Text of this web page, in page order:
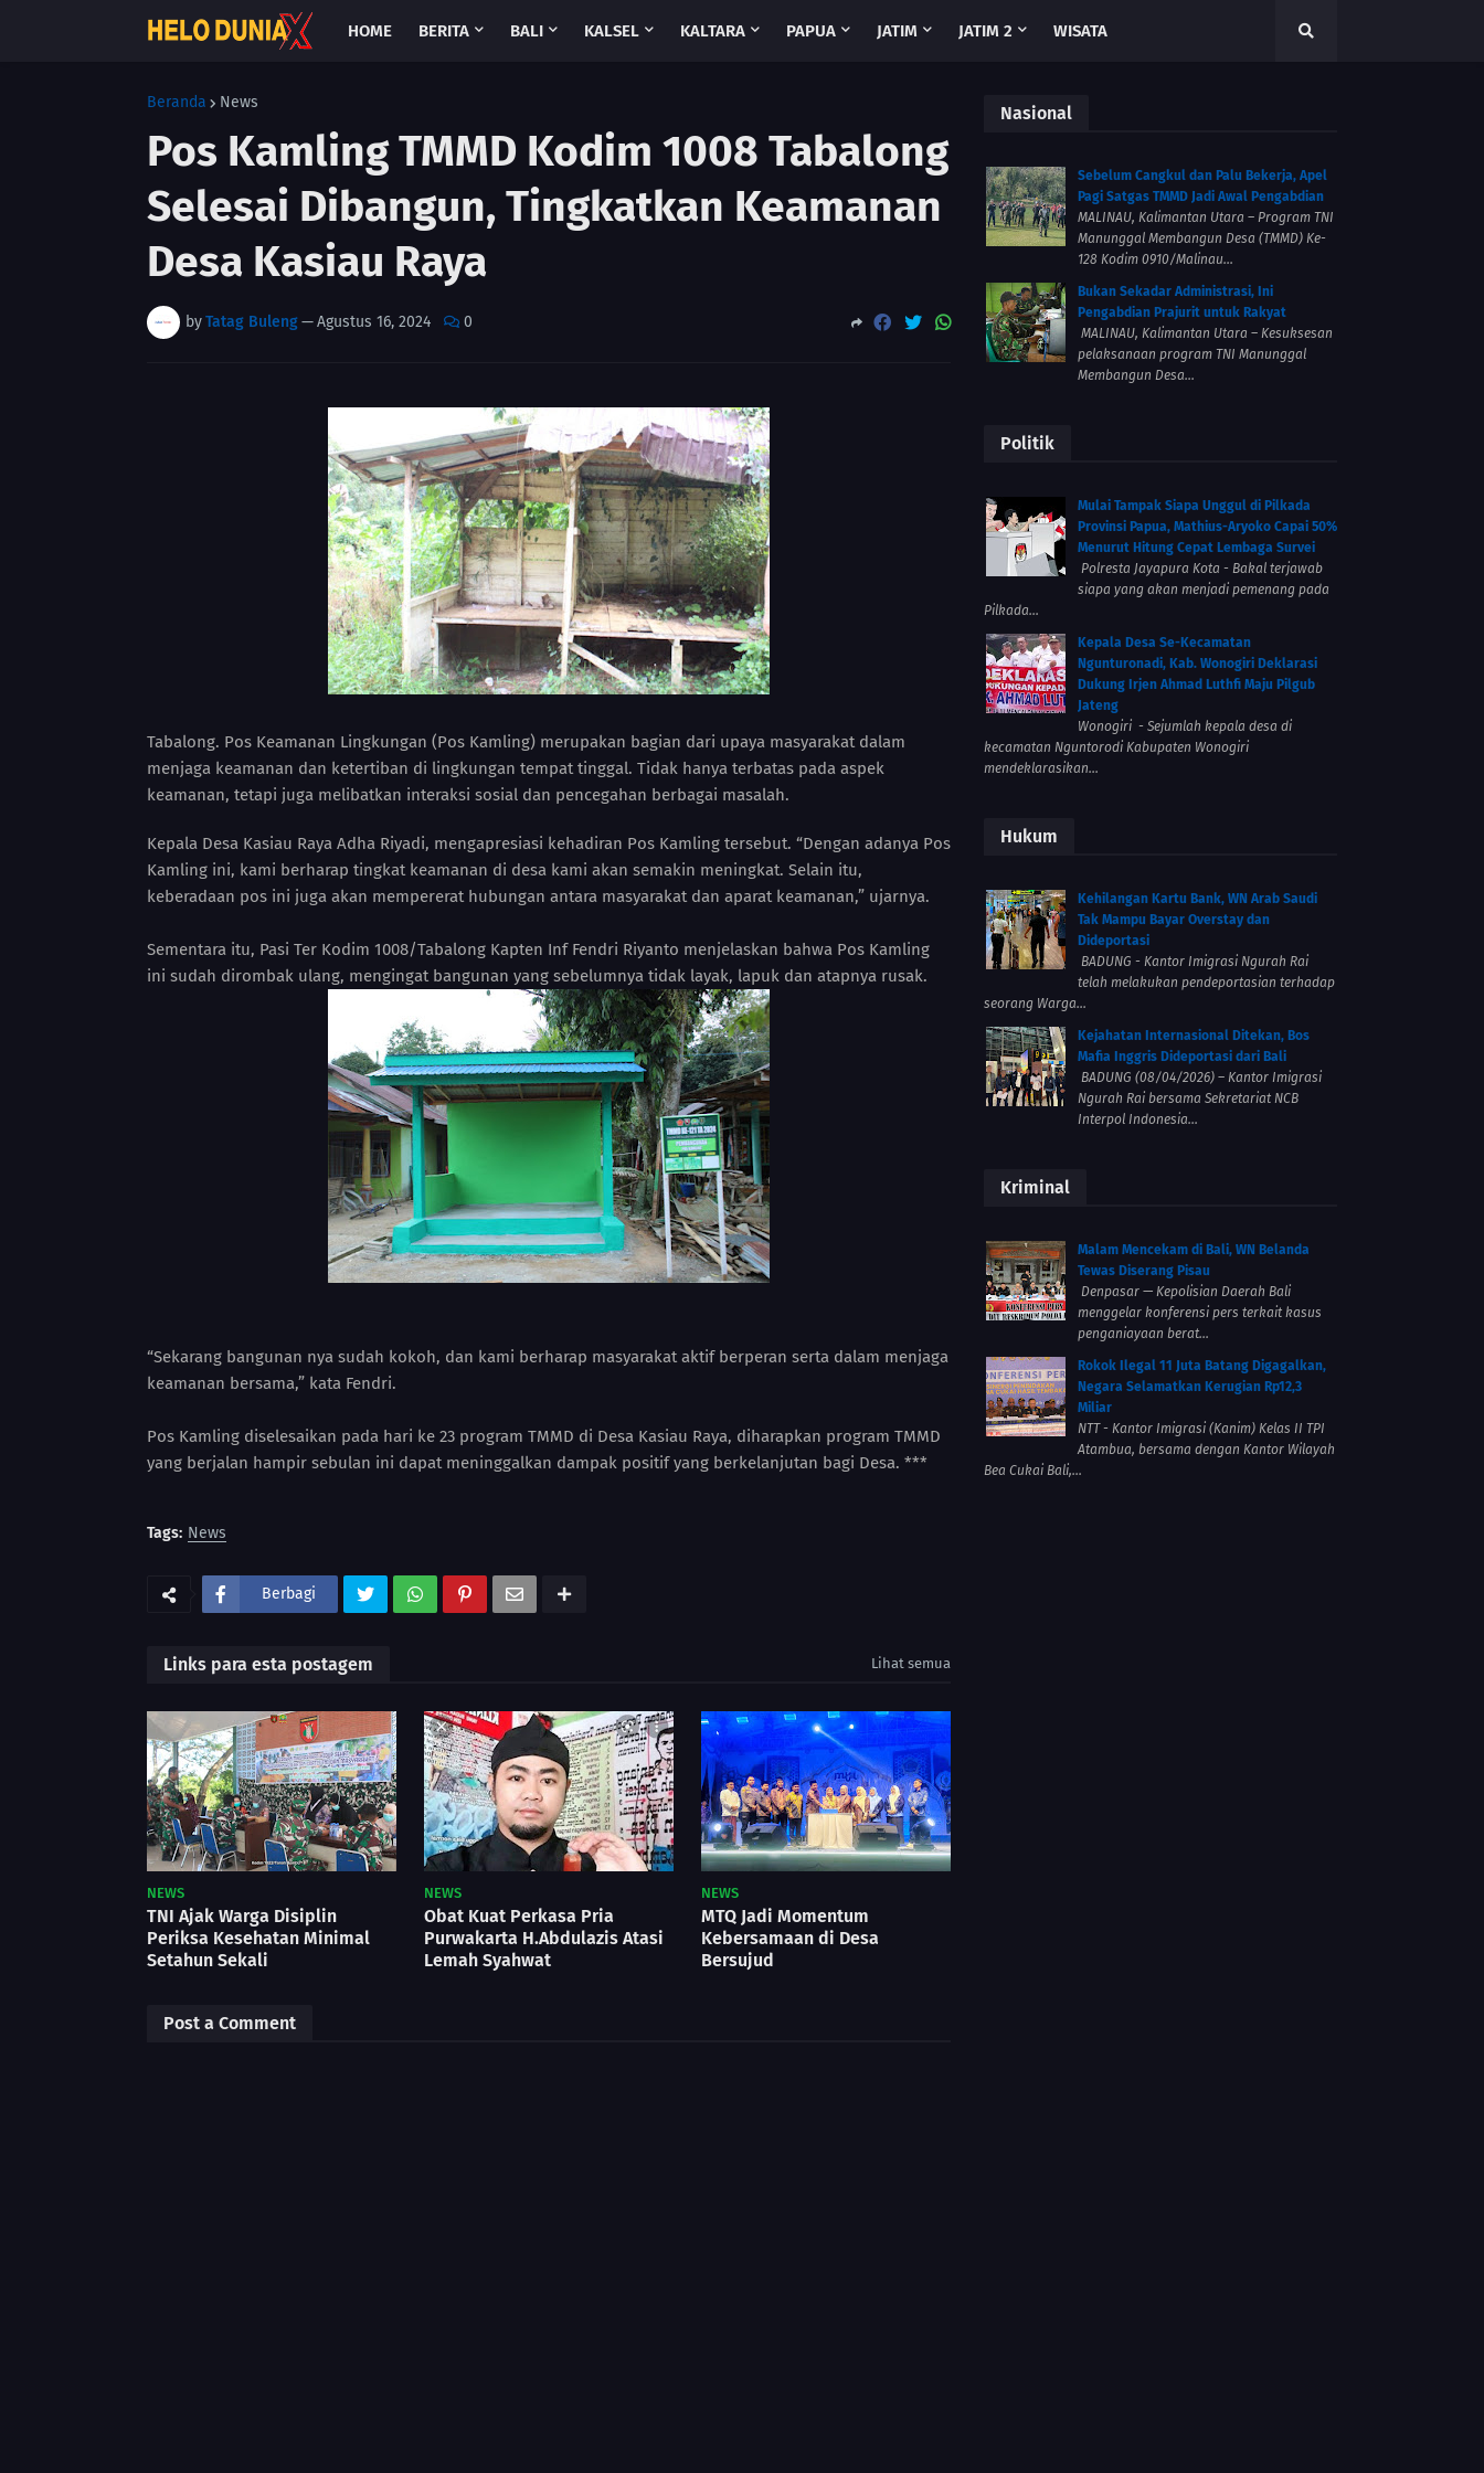
HOME BERITA BALI KALSEL KALTARA PAPUA JATIM JATIM 2 WISATA
Beranda News
Pos Kamling TMMD Kodim 1008 Tabalong
Selesai Dibangun, Tingkatkan Keamanan
Desa Kasiau Raya
byTatag Buleng—Agustus 16, 2024 0
Tabalong. Pos Keamanan Lingkungan (Pos Kamling) merupakan bagian dari upaya masyarakat dalam
menjaga keamanan dan ketertiban di lingkungan tempat tinggal. Tidak hanya terbatas pada aspek
keamanan, tetapi juga melibatkan interaksi sosial dan pencegahan berbagai masalah.
Kepala Desa Kasiau Raya Adha Riyadi, mengapresiasi kehadiran Pos Kamling tersebut. “Dengan adanya Pos
Kamling ini, kami berharap tingkat keamanan di desa kami akan semakin meningkat. Selain itu,
keberadaan pos ini juga akan mempererat hubungan antara masyarakat dan aparat keamanan,” ujarnya.
Sementara itu, Pasi Ter Kodim 1008/Tabalong Kapten Inf Fendri Riyanto menjelaskan bahwa Pos Kamling
ini sudah dirombak ulang, mengingat bangunan yang sebelumnya tidak layak, lapuk dan atapnya rusak.
“Sekarang bangunan nya sudah kokoh, dan kami berharap masyarakat aktif berperan serta dalam menjaga
keamanan bersama,” kata Fendri.
Pos Kamling diselesaikan pada hari ke 23 program TMMD di Desa Kasiau Raya, diharapkan program TMMD
yang berjalan hampir sebulan ini dapat meninggalkan dampak positif yang berkelanjutan bagi Desa. ***
Tags: News
Berbagi
Links para esta postagem Lihat semua
NEWS
TNI Ajak Warga Disiplin
Periksa Kesehatan Minimal
Setahun Sekali
NEWS
Obat Kuat Perkasa Pria
Purwakarta H.Abdulazis Atasi
Lemah Syahwat
NEWS
MTQ Jadi Momentum
Kebersamaan di Desa
Bersujud
Post a Comment
Nasional
Sebelum Cangkul dan Palu Bekerja, Apel
Pagi Satgas TMMD Jadi Awal Pengabdian
MALINAU, Kalimantan Utara – Program TNI
Manunggal Membangun Desa (TMMD) Ke-
128 Kodim 0910/Malinau...
Bukan Sekadar Administrasi, Ini
Pengabdian Prajurit untuk Rakyat
MALINAU, Kalimantan Utara – Kesuksesan
pelaksanaan program TNI Manunggal
Membangun Desa...
Politik
Mulai Tampak Siapa Unggul di Pilkada
Provinsi Papua, Mathius-Aryoko Capai 50%
Menurut Hitung Cepat Lembaga Survei
Polresta Jayapura Kota - Bakal terjawab
siapa yang akan menjadi pemenang pada
Pilkada...
Kepala Desa Se-Kecamatan
Ngunturonadi, Kab. Wonogiri Deklarasi
Dukung Irjen Ahmad Luthfi Maju Pilgub
Jateng
Wonogiri - Sejumlah kepala desa di
kecamatan Nguntorodi Kabupaten Wonogiri
mendeklarasikan...
Hukum
Kehilangan Kartu Bank, WN Arab Saudi
Tak Mampu Bayar Overstay dan
Dideportasi
BADUNG - Kantor Imigrasi Ngurah Rai
telah melakukan pendeportasian terhadap
seorang Warga...
Kejahatan Internasional Ditekan, Bos
Mafia Inggris Dideportasi dari Bali
BADUNG (08/04/2026) – Kantor Imigrasi
Ngurah Rai bersama Sekretariat NCB
Interpol Indonesia...
Kriminal
Malam Mencekam di Bali, WN Belanda
Tewas Diserang Pisau
Denpasar — Kepolisian Daerah Bali
menggelar konferensi pers terkait kasus
penganiayaan berat...
Rokok Ilegal 11 Juta Batang Digagalkan,
Negara Selamatkan Kerugian Rp12,3
Miliar
NTT - Kantor Imigrasi (Kanim) Kelas II TPI
Atambua, bersama dengan Kantor Wilayah
Bea Cukai Bali,...